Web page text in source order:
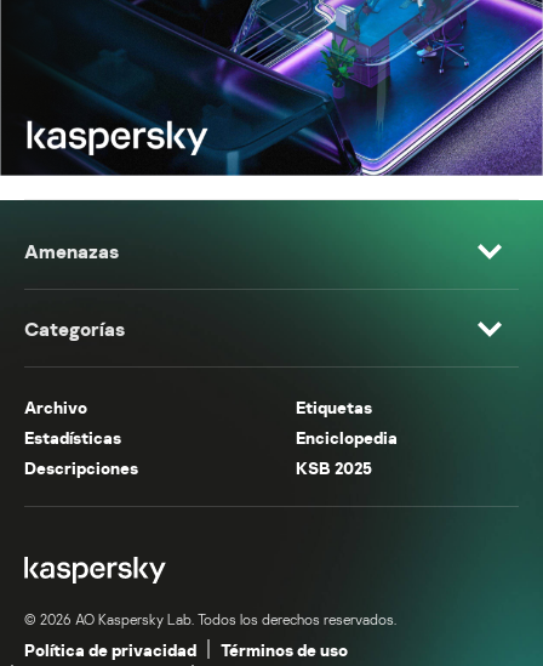
Amenazas
Categorías
Archivo
Etiquetas
Estadísticas
Enciclopedia
Descripciones
KSB 2025
© 2026 AO Kaspersky Lab. Todos los derechos reservados.
Política de privacidad
Términos de uso